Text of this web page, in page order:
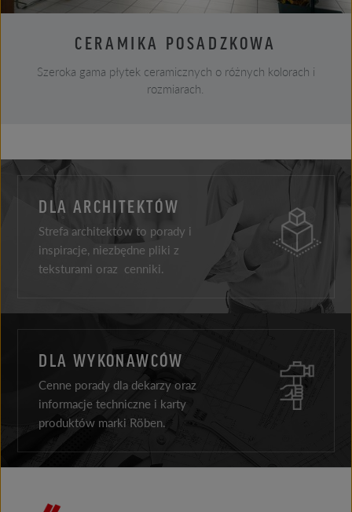
CERAMIKA POSADZKOWA
Szeroka gama płytek ceramicznych o różnych kolorach i
rozmiarach.
DLA ARCHITEKTÓW
Strefa architektów to porady i
inspiracje, niezbędne pliki z
teksturami oraz cenniki.
DLA WYKONAWCÓW
Cenne porady dla dekarzy oraz
informacje techniczne i karty
produktów marki Röben.